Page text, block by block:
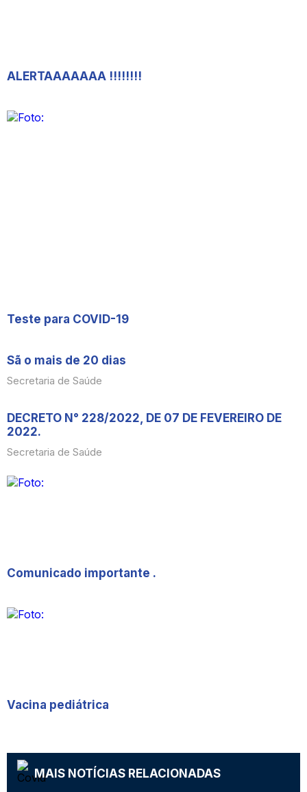
ALERTAAAAAAA !!!!!!!!
Teste para COVID-19
Sã o mais de 20 dias
Secretaria de Saúde
DECRETO N° 228/2022, DE 07 DE FEVEREIRO DE
2022.
Secretaria de Saúde
Comunicado importante .
Vacina pediátrica
MAIS NOTÍCIAS RELACIONADAS